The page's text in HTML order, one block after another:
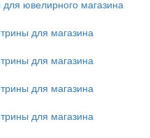
ювелирного магазина
для магазина
для магазина
для магазина
для магазина